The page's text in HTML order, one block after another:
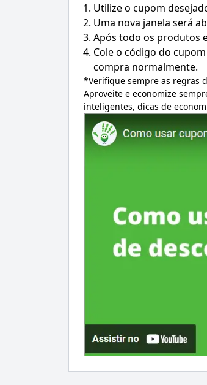
Utilize o cupom
Uma nova janela será
Após todo os produtos
Cole o código do
compra normalmente.
*Verifique sempre as regras
Aproveite e economize
inteligentes, dicas de